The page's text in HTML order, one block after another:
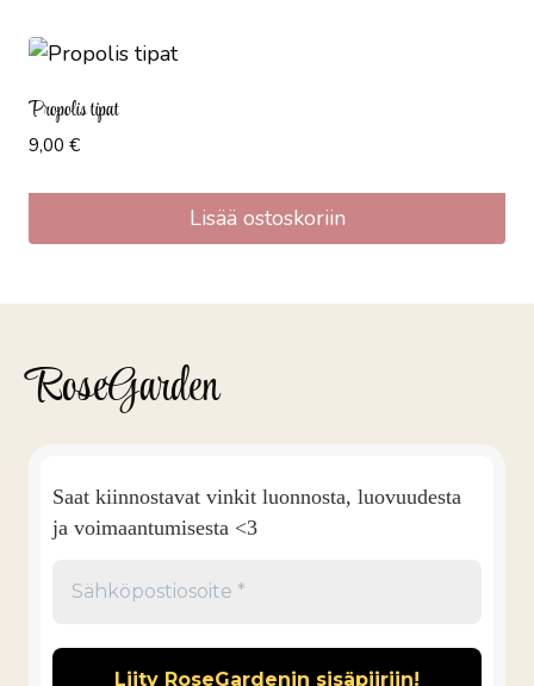
Propolis tipat
9,00 €
Lisää ostoskoriin
RoseGarden
Saat kiinnostavat vinkit luonnosta, luovuudesta
ja voimaantumisesta <3